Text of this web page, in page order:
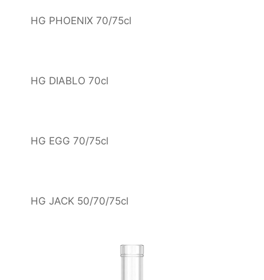
HG PHOENIX 70/75cl
HG DIABLO 70cl
HG EGG 70/75cl
HG JACK 50/70/75cl